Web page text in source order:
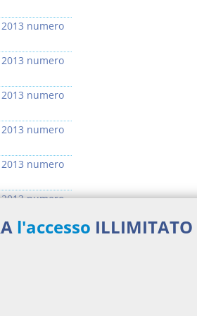
2013 numero
2013 numero
2013 numero
2013 numero
2013 numero
numero
numero
l'accesso ILLIMITATO